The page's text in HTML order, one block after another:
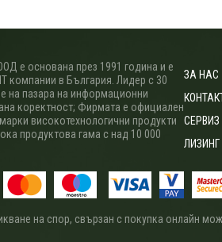
е основана през 1991 година и е
компании в България. Лидер с 30
на пазара на информационни
коректност; Фирмата е официален
високотехнологични продукти
продуктова гама с над 10 000
ЗА НАС
СЕРВИЗ
ЛИЗИНГ
на спор, свързан с покупка онлайн